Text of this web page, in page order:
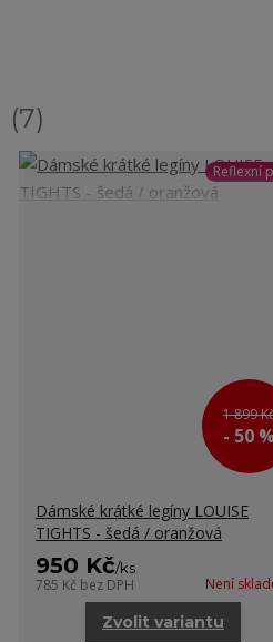
7
Reflexní
1 899
- 50
Dámské krátké legíny LOUISE
TIGHTS - šedá / oranžová
950 Kč/ks
785 Kč bez DPH Není
Zvolit variantu